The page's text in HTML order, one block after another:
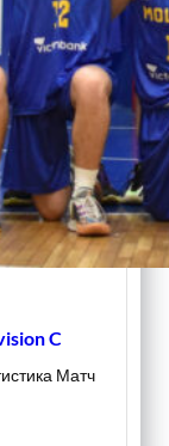
C
Матч